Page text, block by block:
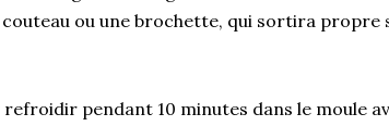
ou une brochette, qui sortira propre
pendant 10 minutes dans le moule